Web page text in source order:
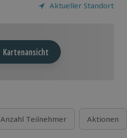
Aktueller Standort
Kartenansicht
Anzahl Teilnehmer Aktionen